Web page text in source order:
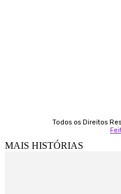
Todos os Direitos
MAIS HISTÓRIAS